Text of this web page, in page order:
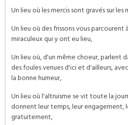
Un lieu où les mercis sont gravés sur les
Un lieu où des frissons vous
miraculeux qui y ont eu lieu,
Un lieu où, d'un même choeur, parlent
des foules venues d'ici et d'ailleurs,
la bonne humeur,
Un lieu où l'altruisme se vit toute la
donnent leur temps, leur engagement,
gratuitement,